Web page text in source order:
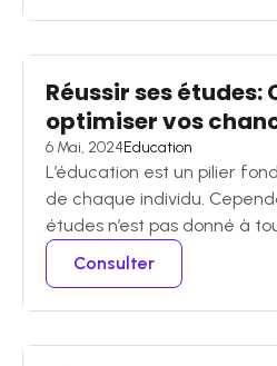
Réussir ses études:
optimiser vos
6 Mai, 2024Education
L’éducation est un pilier
de chaque individu.
études n’est pas donné à
Consulter